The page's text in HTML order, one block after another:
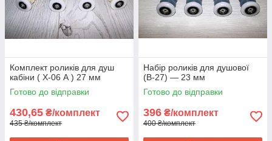
Комплект роликів для душ
кабіни ( Х-06 А ) 27 мм
Готово до відправки
430,65 ₴/комплект
435 ₴/комплект
Набір роликів для душової
(В-27) — 23 мм
Готово до відправки
396 ₴/комплект
400 ₴/комплект